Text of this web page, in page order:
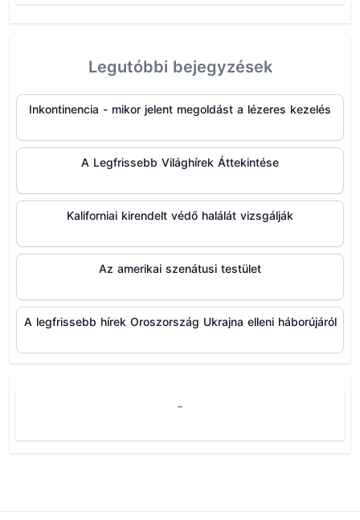
Legutóbbi bejegyzések
Inkontinencia - mikor jelent megoldást a lézeres kezelés
A Legfrissebb Világhírek Áttekintése
Kaliforniai kirendelt védő halálát vizsgálják
Az amerikai szenátusi testület
A legfrissebb hírek Oroszország Ukrajna elleni háborújáról
-